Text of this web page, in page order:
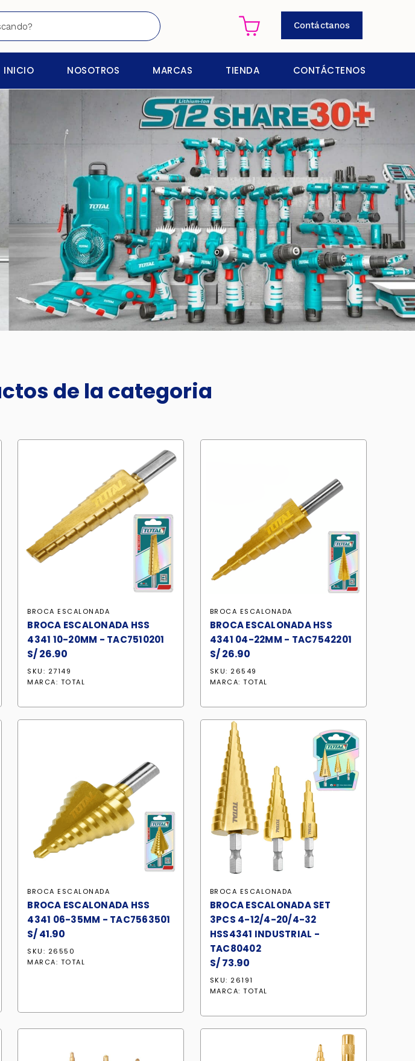
Contáctanos
INICIO NOSOTROS MARCAS TIENDA CONTÁCTENOS
de la categoria
BROCA ESCALONADA
BROCA ESCALONADA HSS
4341 10-20MM - TAC7510201
S/26.90
SKU: 27149
MARCA: TOTAL
BROCA ESCALONADA
BROCA ESCALONADA HSS
4341 04-22MM - TAC7542201
S/26.90
SKU: 26549
MARCA:TOTAL
BROCA ESCALONADA
BROCA ESCALONADA HSS
4341 06-35MM - TAC7563501
S/41.90
SKU: 26550
MARCA: TOTAL
BROCA ESCALONADA
BROCA ESCALONADA SET
3PCS 4-12/4-20/4-32
HSS4341 INDUSTRIAL -
TAC80402
S/73.90
SKU: 26191
MARCA:TOTAL